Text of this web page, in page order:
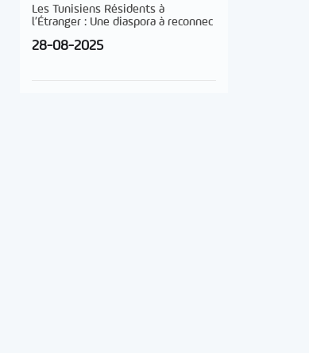
Les Tunisiens Résidents à
l’Étranger : Une diaspora à reconnec
28-08-2025